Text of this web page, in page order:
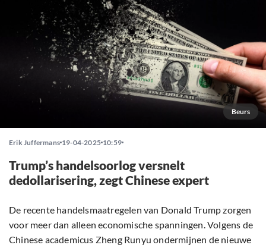
Beurs
Erik Juffermans 19-04-2025 10:59
Trump’s handelsoorlog versnelt
dedollarisering, zegt Chinese expert
De recente handelsmaatregelen van Donald Trump zorgen
voor meer dan alleen economische spanningen. Volgens de
Chinese academicus Zheng Runyu ondermijnen de nieuwe